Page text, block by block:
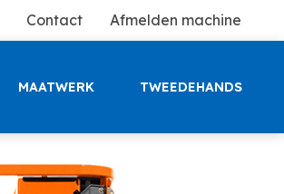
Contact Afmelden machine
MAATWERK TWEEDEHANDS